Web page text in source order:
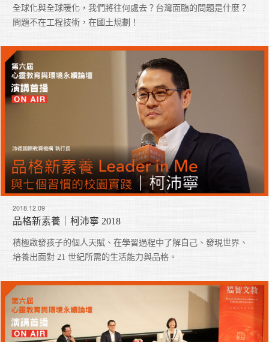
全球化與全球暖化，我們將往何處去？台灣面臨的問題是什麼？
問題不在工程技術，在國土規劃！
2018.12.09
品格新素養｜柯沛寧 2018
積極啟發孩子的個人天賦、在學習過程中了解自己、發現世界、
培養出面對 21 世紀所需的生活能力與品格。